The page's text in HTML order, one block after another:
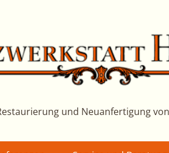
und Neuanfertigung